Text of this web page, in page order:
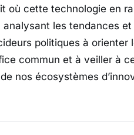
où cette technologie en
analysant les tendances
politiques à orienter
commun et à veiller à
nos écosystèmes